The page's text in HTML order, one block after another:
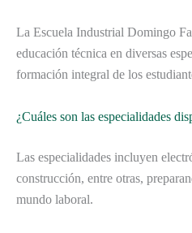
La Escuela Industrial Domingo
educación técnica en diversas
formación integral de los
¿Cuáles son las especialidades
Las especialidades incluyen
construcción, entre otras,
mundo laboral.